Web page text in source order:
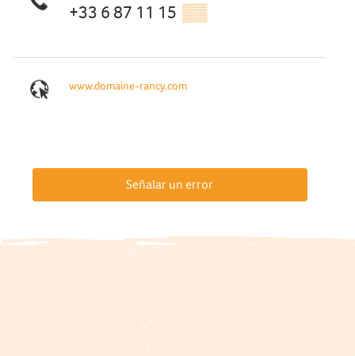
+33 6 87 11 15 ▒▒
www.domaine-rancy.com
Señalar un error